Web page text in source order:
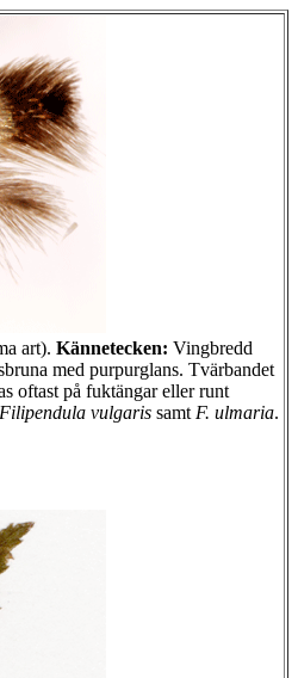
art). Kännetecken: Vingbredd
med purpurglans. Tvärbandet
oftast på fuktängar eller runt
Filipendula vulgaris samt F. ulmaria.